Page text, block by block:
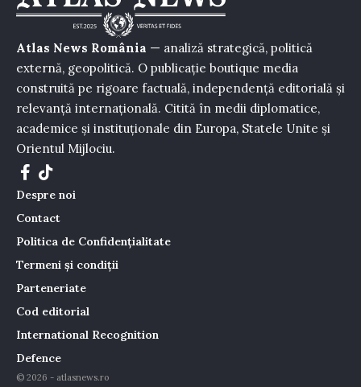
Atlas News România — analiză strategică, politică
externă, geopolitică. O publicație boutique media
construită pe rigoare factuală, independență editorială și
relevanță internațională. Citită în medii diplomatice,
academice și instituționale din Europa, Statele Unite și
Orientul Mijlociu.
Despre noi
Contact
Politica de Confidențialitate
Termeni și condiții
Parteneriate
Cod editorial
International Recognition
Defence
© 2026 - atlasnews.ro